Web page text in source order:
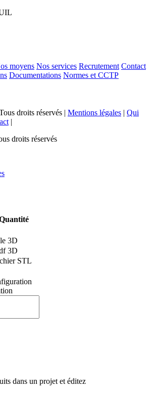
moyens Nos services Recrutement Contact
Documentations Normes et CCTP
droits réservés | Mentions légales | Qui
|
droits réservés
3D
3D
STL
dans un projet et éditez